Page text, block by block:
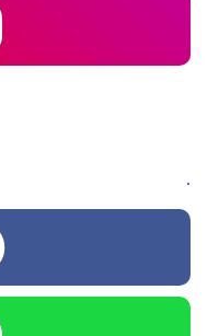
.